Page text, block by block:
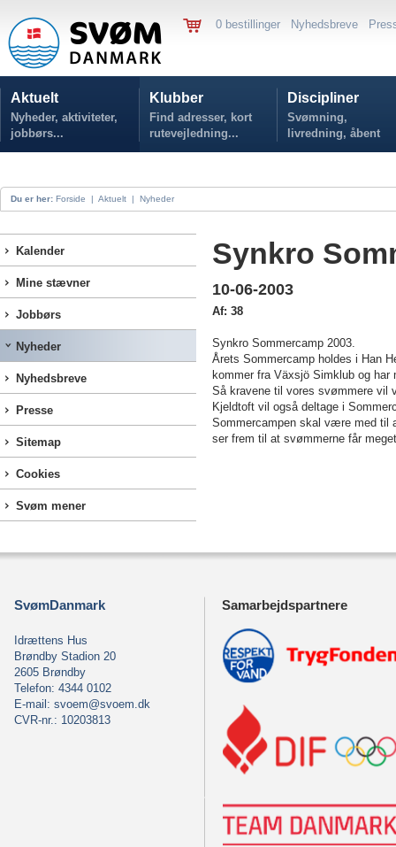
0 bestillinger Nyhedsbreve
Aktuelt
Nyheder, aktiviteter,
jobbørs...
Klubber
Find adresser, kort
rutevejledning...
Discipliner
Svømning,
livredning, åbent
vand...
Du er her: Forside | Aktuelt | Nyheder
Kalender
Mine stævner
Jobbørs
Nyheder
Nyhedsbreve
Presse
Sitemap
Cookies
Svøm mener
Synkro
10-06-2003
Af: 38
Synkro Sommercamp 2003.
Årets Sommercamp holdes i Han
kommer fra Växsjö Simklub og
Så kravene til vores svømmere vil
Kjeldtoft vil også deltage i
Sommercampen skal være med til
ser frem til at svømmerne får
SvømDanmark
Idrættens Hus
Brøndby Stadion 20
2605 Brøndby
Telefon: 4344 0102
E-mail: svoem@svoem.dk
CVR-nr.: 10203813
Samarbejdspartnere